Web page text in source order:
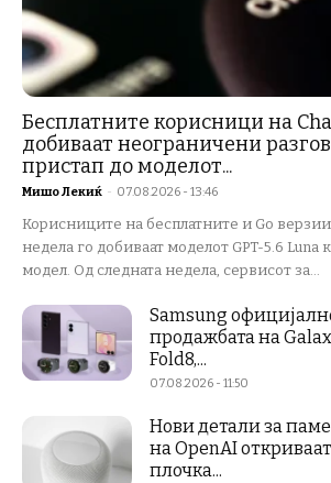
Бесплатните корисници на
добиваат неограничени
пристап до моделот...
Мишо Лекиќ - 07.08.2026 - 13:46
Корисниците на бесплатните и Go верзии
недела го добиваат моделот GPT-5.6 Luna
модел. Од следната недела, сервисот за...
Samsung
продажбата на
Fold8,...
07.08.2026 - 11:50
Нови детали за
на OpenAI
плочка...